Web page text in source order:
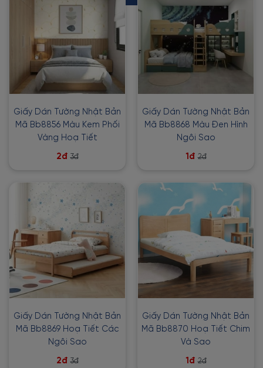
Giấy Dán Tường Nhật Bản
Mã Bb8856 Màu Kem Phối
Vàng Hoạ Tiết
2đ 3đ
Giấy Dán Tường Nhật Bản
Mã Bb8868 Màu Đen Hình
Ngôi Sao
1đ 2đ
Giấy Dán Tường Nhật Bản
Mã Bb8869 Hoạ Tiết Các
Ngôi Sao
2đ 3đ
Giấy Dán Tường Nhật Bản
Mã Bb8870 Hoạ Tiết Chim
Và Sao
1đ 2đ